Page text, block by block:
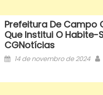
Prefeitura De Campo
Que Institui O Habite-
CGNotícias
Posted
14 de novembro de 2024